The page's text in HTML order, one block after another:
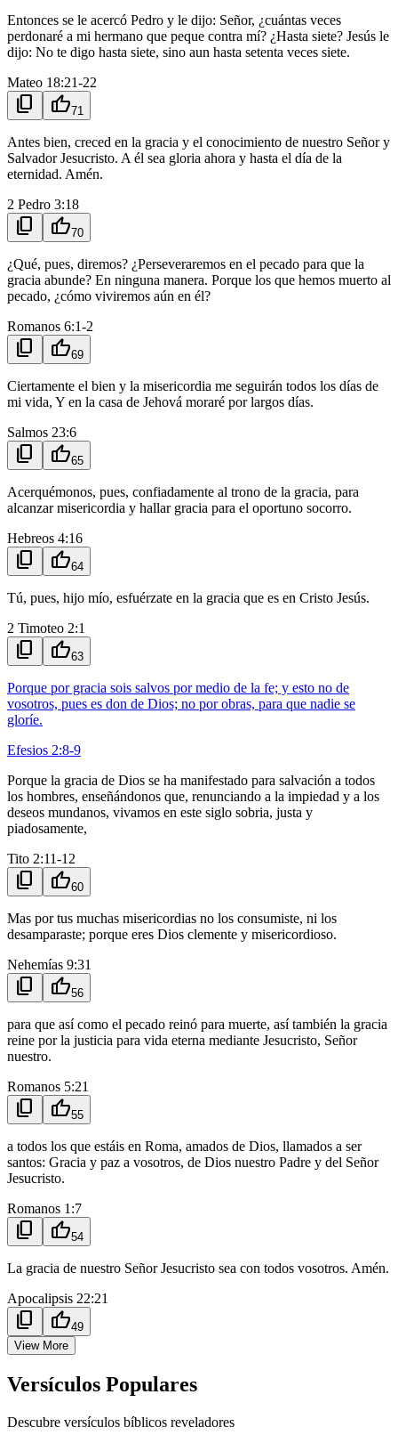
Entonces se le acercó Pedro y le dijo: Señor, ¿cuántas veces
perdonaré a mi hermano que peque contra mí? ¿Hasta siete? Jesús le
dijo: No te digo hasta siete, sino aun hasta setenta veces siete.
Mateo 18:21-22
content_copy thumb_up71
Antes bien, creced en la gracia y el conocimiento de nuestro Señor y
Salvador Jesucristo. A él sea gloria ahora y hasta el día de la
eternidad. Amén.
2 Pedro 3:18
content_copy thumb_up70
¿Qué, pues, diremos? ¿Perseveraremos en el pecado para que la
gracia abunde? En ninguna manera. Porque los que hemos muerto al
pecado, ¿cómo viviremos aún en él?
Romanos 6:1-2
content_copy thumb_up69
Ciertamente el bien y la misericordia me seguirán todos los días de
mi vida, Y en la casa de Jehová moraré por largos días.
Salmos 23:6
content_copy thumb_up65
Acerquémonos, pues, confiadamente al trono de la gracia, para
alcanzar misericordia y hallar gracia para el oportuno socorro.
Hebreos 4:16
content_copy thumb_up64
Tú, pues, hijo mío, esfuérzate en la gracia que es en Cristo Jesús.
2 Timoteo 2:1
content_copy thumb_up63
Porque por gracia sois salvos por medio de la fe; y esto no de
vosotros, pues es don de Dios; no por obras, para que nadie se
gloríe.
Efesios 2:8-9
Porque la gracia de Dios se ha manifestado para salvación a todos
los hombres, enseñándonos que, renunciando a la impiedad y a los
deseos mundanos, vivamos en este siglo sobria, justa y
piadosamente,
Tito 2:11-12
content_copy thumb_up60
Mas por tus muchas misericordias no los consumiste, ni los
desamparaste; porque eres Dios clemente y misericordioso.
Nehemías 9:31
content_copy thumb_up56
para que así como el pecado reinó para muerte, así también la gracia
reine por la justicia para vida eterna mediante Jesucristo, Señor
nuestro.
Romanos 5:21
content_copy thumb_up55
a todos los que estáis en Roma, amados de Dios, llamados a ser
santos: Gracia y paz a vosotros, de Dios nuestro Padre y del Señor
Jesucristo.
Romanos 1:7
content_copy thumb_up54
La gracia de nuestro Señor Jesucristo sea con todos vosotros. Amén.
Apocalipsis 22:21
content_copy thumb_up49
View More
Versículos Populares
Descubre versículos bíblicos reveladores